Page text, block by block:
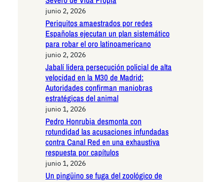
junio 2, 2026
Periquitos amaestrados por redes
Españolas ejecutan un plan sistemático
para robar el oro latinoamericano
junio 2, 2026
Jabalí lidera persecución policial de alta
velocidad en la M30 de Madrid:
Autoridades confirman maniobras
estratégicas del animal
junio 1, 2026
Pedro Honrubia desmonta con
rotundidad las acusaciones infundadas
contra Canal Red en una exhaustiva
respuesta por capítulos
junio 1, 2026
Un pingüino se fuga del zoológico de